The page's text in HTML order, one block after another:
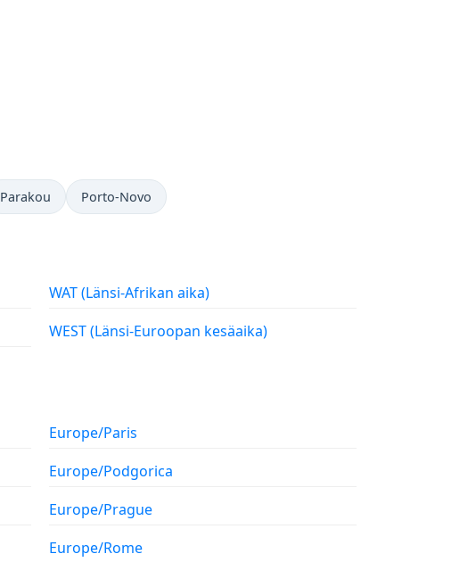
Parakou Porto-Novo
WAT (Länsi-Afrikan aika)
WEST (Länsi-Euroopan kesäaika)
Europe/Paris
Europe/Podgorica
Europe/Prague
Europe/Rome